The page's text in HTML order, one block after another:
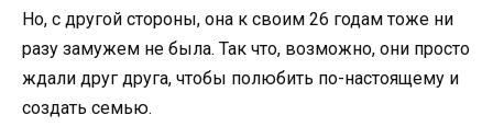
Но, с другой стороны, она к своим 26 годам тоже ни
разу замужем не была. Так что, возможно, они просто
ждали друг друга, чтобы полюбить по-настоящему и
создать семью.